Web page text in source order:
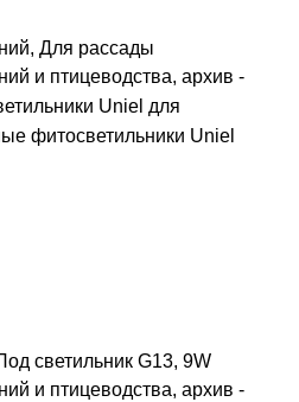
Для рассады
и птицеводства, архив -
Uniel для
фитосветильники Uniel
светильник G13, 9W
и птицеводства, архив -